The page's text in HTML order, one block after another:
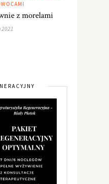
z morelami
2021